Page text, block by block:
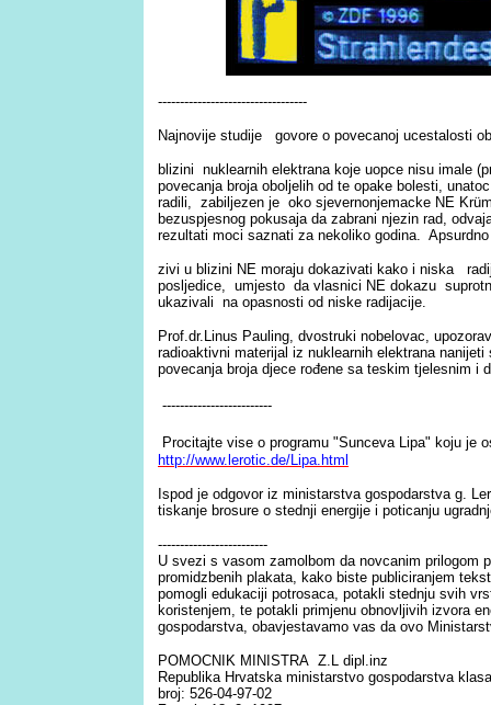
----------------------------------
Najnovije studije govore o povecanoj ucestalosti
blizini nuklearnih elektrana koje uopce nisu imale
povecanja broja oboljelih od te opake bolesti,
radili, zabiljezen je oko sjevernonjemacke NE
bezuspjesnog pokusaja da zabrani njezin rad,
rezultati moci saznati za nekoliko godina.
zivi u blizini NE moraju dokazivati kako i niska
posljedice, umjesto da vlasnici NE dokazu
ukazivali na opasnosti od niske radijacije.
Prof.dr.Linus Pauling, dvostruki nobelovac,
radioaktivni materijal iz nuklearnih elektrana
povecanja broja djece rođene sa teskim tjelesnim i
-------------------------
Procitajte vise o programu "Sunceva Lipa" koju je
http://www.lerotic.de/Lipa.html
Ispod je odgovor iz ministarstva gospodarstva g.
tiskanje brosure o stednji energije i poticanju
-------------------------
U svezi s vasom zamolbom da novcanim prilogom
promidzbenih plakata, kako biste publiciranjem
pomogli edukaciji potrosaca, potakli stednju svih
koristenjem, te potakli primjenu obnovljivih izvora
gospodarstva, obavjestavamo vas da ovo
POMOCNIK MINISTRA Z.L dipl.inz
Republika Hrvatska ministarstvo gospodarstva
broj: 526-04-97-02